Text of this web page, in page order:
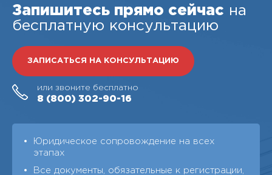
Запишитесь прямо сейчас на
бесплатную консультацию
ЗАПИСАТЬСЯ НА КОНСУЛЬТАЦИЮ
или звоните бесплатно
8 (800) 302-90-16
Юридическое сопровождение на всех
этапах
Все документы, обязательные к регистрации,